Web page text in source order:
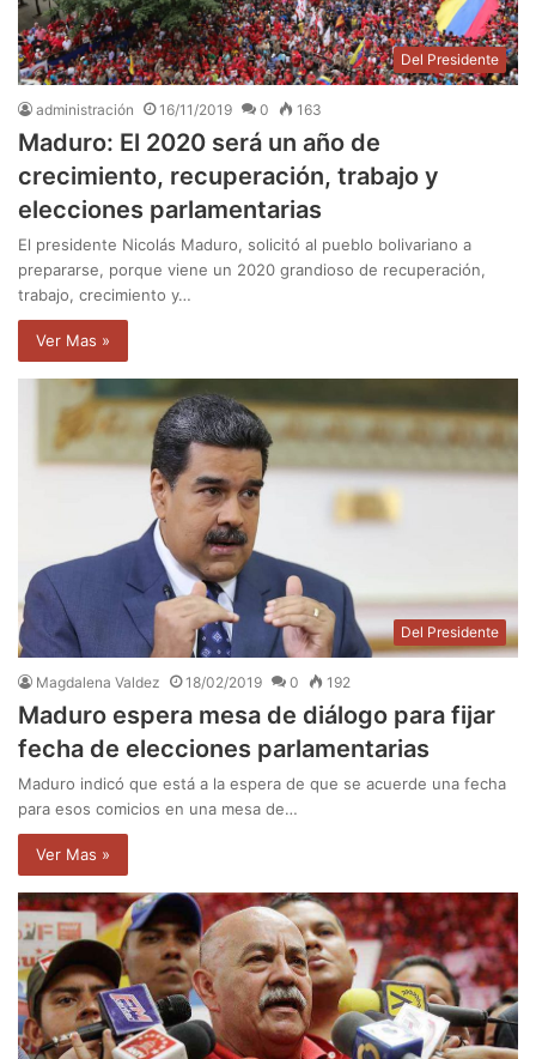
Del Presidente
administración 16/11/2019 0 163
Maduro: El 2020 será un año de
crecimiento, recuperación, trabajo y
elecciones parlamentarias
El presidente Nicolás Maduro, solicitó al pueblo bolivariano a
prepararse, porque viene un 2020 grandioso de recuperación,
trabajo, crecimiento y…
Ver Mas »
Del Presidente
Magdalena Valdez 18/02/2019 0 192
Maduro espera mesa de diálogo para fijar
fecha de elecciones parlamentarias
Maduro indicó que está a la espera de que se acuerde una fecha
para esos comicios en una mesa de…
Ver Mas »